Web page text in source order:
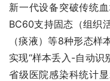
新一代设备突破传统
BC60支持固态（组织
（痰液）等8种形态样
实现“样本丢入-自动识
省级医院感染科统计